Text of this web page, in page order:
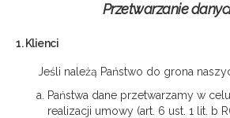
Przetwarzanie
1. Klienci
Jeśli należą Państwo do grona
Państwa dane przetwarzamy w
realizacji umowy (art. 6 ust. 1 lit. b